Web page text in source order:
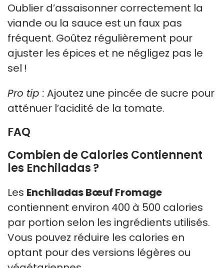
Oublier d’assaisonner correctement la
viande ou la sauce est un faux pas
fréquent. Goûtez régulièrement pour
ajuster les épices et ne négligez pas le
sel !
Pro tip : Ajoutez une pincée de sucre pour
atténuer l’acidité de la tomate.
FAQ
Combien de Calories Contiennent
les Enchiladas ?
Les Enchiladas Bœuf Fromage
contiennent environ 400 à 500 calories
par portion selon les ingrédients utilisés.
Vous pouvez réduire les calories en
optant pour des versions légères ou